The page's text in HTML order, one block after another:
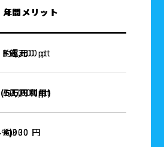
月間メリット
年間メリット
還元
約1,600 pt
19,200 pt
万円利用)
約1,000 pt
12,000 pt
約330 円
4,000 円